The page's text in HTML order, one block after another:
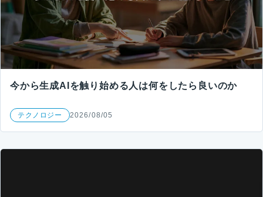
今から生成AIを触り始める人は何をしたら良いのか
テクノロジー 2026/08/05